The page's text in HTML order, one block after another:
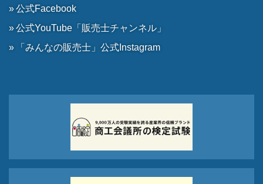
公式Facebook
公式YouTube「販売士チャンネル」
「みんなの販売士」公式Instagram